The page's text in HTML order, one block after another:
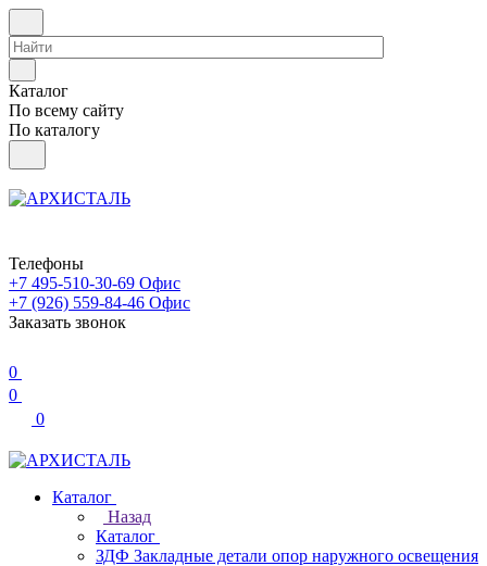
Каталог
По всему сайту
По каталогу
Телефоны
+7 495-510-30-69 Офис
+7 (926) 559-84-46 Офис
Заказать звонок
0
0
0
Каталог
Назад
Каталог
ЗДФ Закладные детали опор наружного освещения